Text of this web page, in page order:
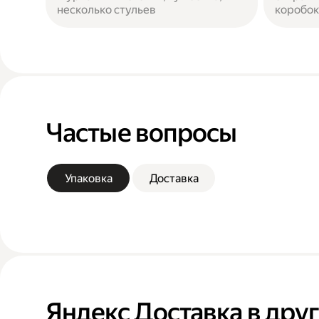
несколько стульев
коробок
Частые вопросы
Упаковка Доставка
Яндекс Доставка в